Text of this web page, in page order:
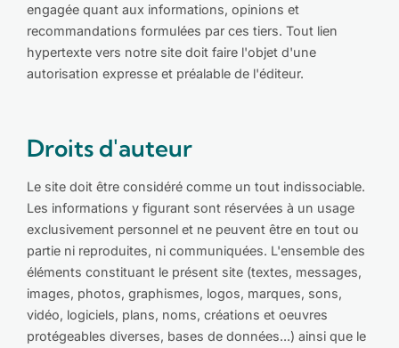
engagée quant aux informations, opinions et
recommandations formulées par ces tiers. Tout lien
hypertexte vers notre site doit faire l'objet d'une
autorisation expresse et préalable de l'éditeur.
Droits d'auteur
Le site doit être considéré comme un tout indissociable.
Les informations y figurant sont réservées à un usage
exclusivement personnel et ne peuvent être en tout ou
partie ni reproduites, ni communiquées. L'ensemble des
éléments constituant le présent site (textes, messages,
images, photos, graphismes, logos, marques, sons,
vidéo, logiciels, plans, noms, créations et oeuvres
protégeables diverses, bases de données...) ainsi que le